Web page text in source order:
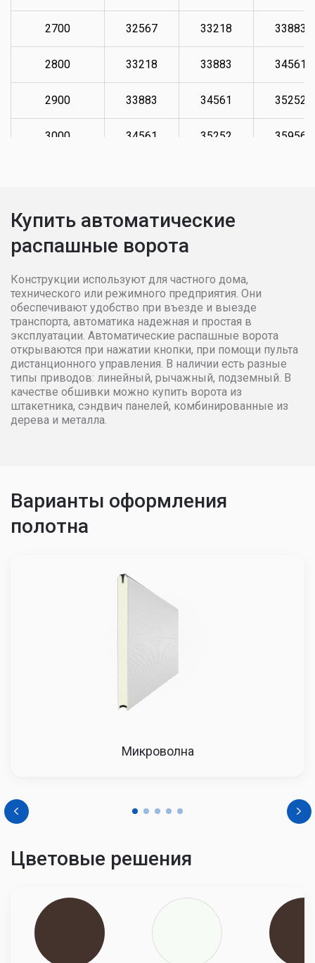
2700 32567 33218 33883
2800 33218 33883 34561
2900 33883 34561 35252
3000 34561 35252 35956
3300 36676
3400 37409 38158
3500 38158 38921
3600 38921 39699 40493
3700 39699 40493
3800
4000 42129 42972
4100
Купить автоматические
распашные ворота
Конструкции используют для частного дома,
технического или режимного предприятия. Они
обеспечивают удобство при въезде и выезде
транспорта, автоматика надежная и простая в
эксплуатации. Автоматические распашные ворота
открываются при нажатии кнопки, при помощи пульта
дистанционного управления. В наличии есть разные
типы приводов: линейный, рычажный, подземный. В
качестве обшивки можно купить ворота из
штакетника, сэндвич панелей, комбинированные из
дерева и металла.
Варианты оформления
полотна
Микроволна
Цветовые решения